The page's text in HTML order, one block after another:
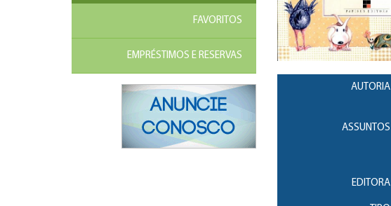
FAVORITOS
EMPRÉSTIMOS E RESERVAS
AUTORIA
ASSUNTOS
EDITORA